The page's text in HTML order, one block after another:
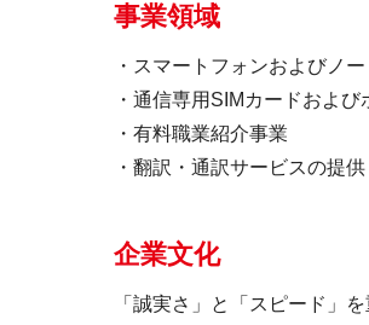
事業領域
・スマートフォンおよびノ
・通信専用SIMカードおよ
・有料職業紹介事業
・翻訳・通訳サービスの提供
企業文化
「誠実さ」と「スピード」